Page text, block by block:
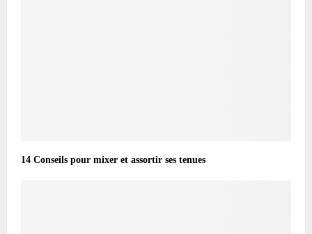
14 Conseils pour mixer et assortir ses tenues